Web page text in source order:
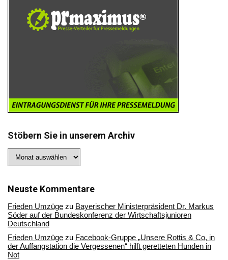
Stöbern Sie in unserem Archiv
Sie
Archiv
Neuste Kommentare
Frieden Umzüge zu Bayerischer Ministerpräsident Dr. Markus
Söder auf der Bundeskonferenz der Wirtschaftsjunioren
Deutschland
Frieden Umzüge zu Facebook-Gruppe „Unsere Rottis & Co, in
der Auffangstation die Vergessenen“ hilft geretteten Hunden in
Not